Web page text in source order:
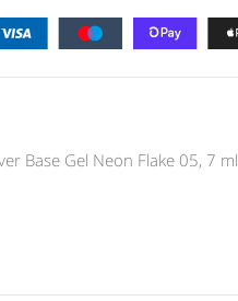
Base Gel Neon Flake 05, 7 ml